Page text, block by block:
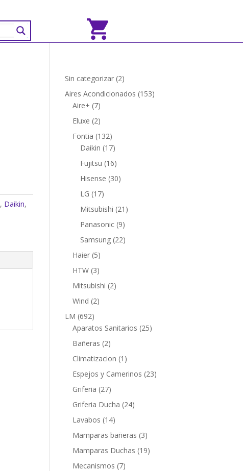
, Daikin,
Sin categorizar 22
productos
Aires Acondicionados 153153
Aire+ 77
productos
Eluxe 22
productos
Fontia 132132
productos
Daikin 1717
productos
Fujitsu 1616
productos
Hisense 3030
LG 1717
productos
Mitsubishi 21 21
Panasonic 99
productos
Samsung 2222
Haier 55
productos
HTW 33
productos
Mitsubishi 22
Wind 22
LM 692692
productos
Aparatos Sanitarios 2525
Bañeras 22
productos
Climatizacion 1 1
producto
Espejos y Camerinos 2323
Griferia 2727
productos
Griferia Ducha 2424
Lavabos 1414
productos
Mamparas bañeras 33
productos
Mamparas Duchas 1919
Mecanismos 77